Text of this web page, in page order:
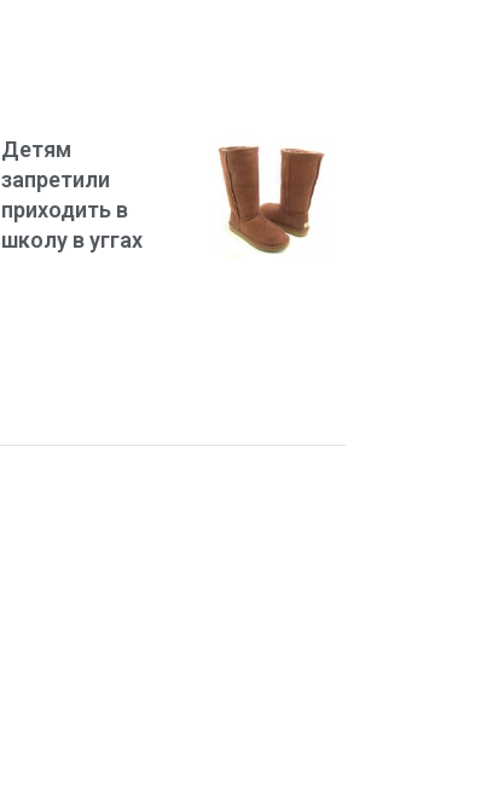
Детям
запретили
приходить в
школу в уггах